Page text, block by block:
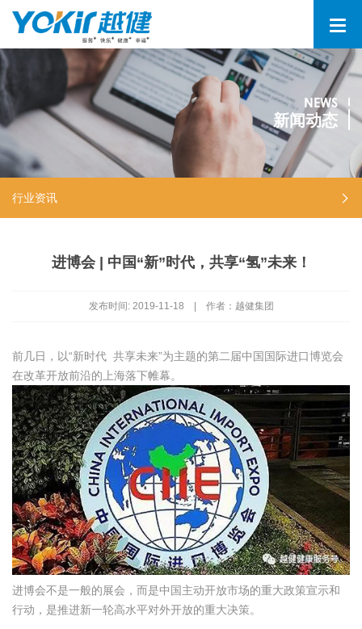
NEWS
新闻动态
行业资讯
进博会 | 中国“新”时代，共享“氢”未来！
发布时间: 2019-11-18 作者：越健集团
前几日，以“新时代 共享未来”为主题的第二届中国国际进口博览会
在改革开放前沿的上海落下帷幕。
进博会不是一般的展会，而是中国主动开放市场的重大政策宣示和
行动，是推进新一轮高水平对外开放的重大决策。